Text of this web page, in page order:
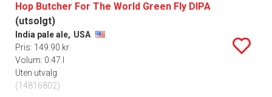
Hop Butcher For The World Green Fly DIPA
(utsolgt)
India pale ale, USA
Pris: 149.90 kr
Volum: 0.47 l
Uten utvalg
(14816802)